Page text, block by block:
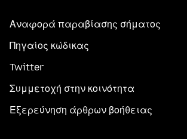
Αναφορά παραβίασης σήματος
Πηγαίος κώδικας
Twitter
Συμμετοχή στην κοινότητα
Εξερεύνηση άρθρων βοήθειας